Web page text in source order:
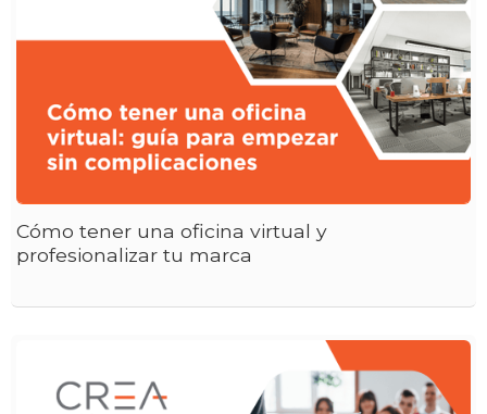
Cómo tener una oficina virtual y
profesionalizar tu marca